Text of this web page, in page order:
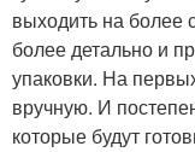
выходить на более
более детально и
упаковки. На
вручную. И
которые будут